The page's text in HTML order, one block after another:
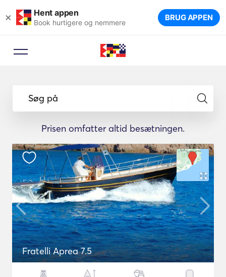
× Hent appen
Book hurtigere og nemmere BRUG APPEN
Søg på
Prisen omfatter altid besætningen.
Fratelli Aprea 7.5